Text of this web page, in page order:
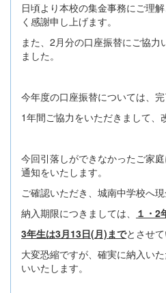
日頃より本校の集金事務にご理
く感謝申し上げます。
また、2月分の口座振替にご協
ました。
今年度の口座振替については、完
1年間ご協力をいただきまして、
今回引落しができなかったご家
通知をいたします。
ご確認いただき、城南中学校へ
納入期限につきましては、
１・2
3年生は3月13日(月)までとさせて
大変恐縮ですが、確実に納入い
いいたします。